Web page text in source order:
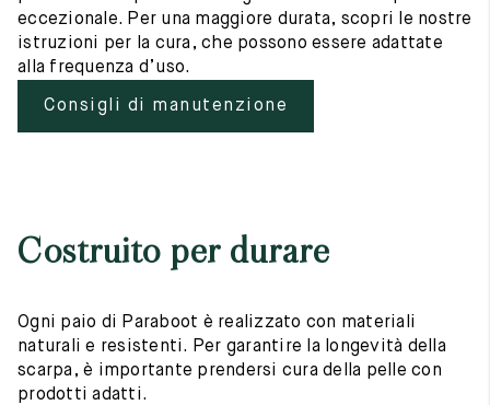
eccezionale. Per una maggiore durata, scopri le nostre
istruzioni per la cura, che possono essere adattate
alla frequenza d’uso.
Consigli di manutenzione
Costruito per durare
Ogni paio di Paraboot è realizzato con materiali
naturali e resistenti. Per garantire la longevità della
scarpa, è importante prendersi cura della pelle con
prodotti adatti.